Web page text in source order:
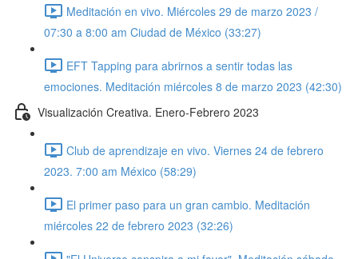
Meditación en vivo. Miércoles 29 de marzo 2023 /
07:30 a 8:00 am Ciudad de México (33:27)
EFT Tapping para abrirnos a sentir todas las
emociones. Meditación miércoles 8 de marzo 2023 (42:30)
Visualización Creativa. Enero-Febrero 2023
Club de aprendizaje en vivo. Viernes 24 de febrero
2023. 7:00 am México (58:29)
El primer paso para un gran cambio. Meditación
miércoles 22 de febrero 2023 (32:26)